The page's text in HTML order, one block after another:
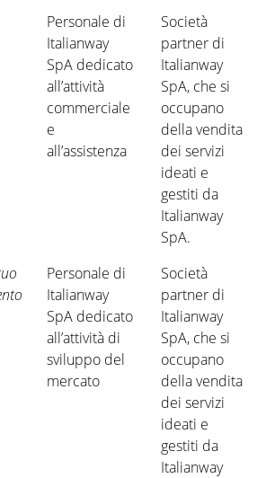
Personale di
Italianway
SpA dedicato
all’attività
commerciale
e
all’assistenza
Società
partner di
Italianway
SpA, che si
occupano
della vendita
dei servizi
ideati e
gestiti da
Italianway
SpA.
Personale di
Italianway
SpA dedicato
all’attività di
sviluppo del
mercato
Società
partner di
Italianway
SpA, che si
occupano
della vendita
dei servizi
ideati e
gestiti da
Italianway